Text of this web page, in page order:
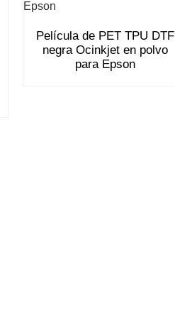
Película de PET TPU DTF
negra Ocinkjet en polvo
para Epson